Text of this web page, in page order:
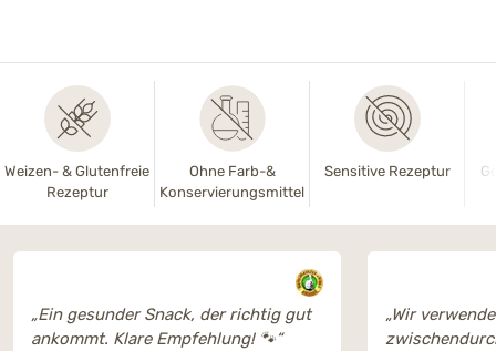
Weizen- & Glutenfreie
Rezeptur
Ohne Farb-&
Konservierungsmittel
Sensitive Rezeptur
„Ein gesunder Snack, der richtig gut
ankommt. Klare Empfehlung! 🐾“
„Wir